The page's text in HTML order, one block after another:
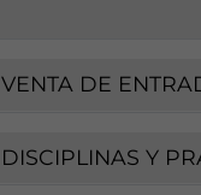
VENTA DE
DISCIPLINAS Y